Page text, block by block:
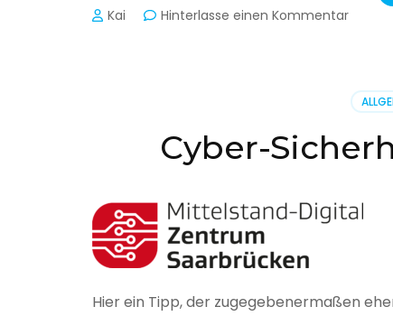
Kai Hinterlasse einen Kommentarzu
heute
seinen
zur
in
Cyber-
Hier ein Tipp, der zugegebenermaßen